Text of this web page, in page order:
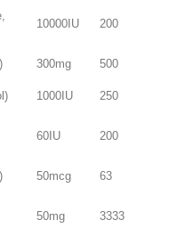
10000IU 200
300mg 500
1000IU 250
60IU 200
50mcg 63
50mg 3333